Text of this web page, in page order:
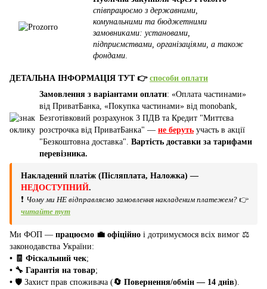
співпрацюємо з державними,
комунальними та бюджетними
замовниками: установами,
підприємствами, організаціями, а також
фондами
ДЕТАЛЬНА ІНФОРМАЦІЯ ТУТ 👉 способи оплати
Замовлення з варіантами оплати: «Оплата частинами»
від ПриватБанка, «Покупка частинами» від monobank,
Безготівковий розрахунок З ПДВ та Кредит "Миттєва
розстрочка від ПриватБанка" — не беруть участь в акції
"Безкоштовна доставка". Вартість доставки за тарифами
перевізника.
Накладений платіж (Післяплата, Наложка) —
НЕДОСТУПНИЙ.
❗ Чому ми НЕ відправляємо замовлення накладеним платежем? 👉
читайте тут
Ми ФОП — працюємо 💼 офіційно і дотримуємося всіх вимог ⚖️
законодавства України:
• 🧾 Фіскальний чек;
• 🔧 Гарантія на товар;
• 🛡️ Захист прав споживача (🔄 Повернення/обмін — 14 днів).